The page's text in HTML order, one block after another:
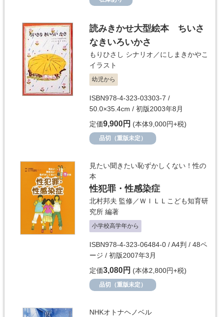
読みきかせ大型絵本 ちいさ
なきいろいかさ
もりひさし シナリオ／にしまきかやこ
イラスト
幼児から
ISBN978-4-323-03303-7 /
50.0×35.4cm / 初版2003年8月
定価9,900円 (本体9,000円+税)
品切（重版未定）
見たい聞きたい恥ずかしくない！性の
本
性犯罪・性感染症
北村邦夫 監修／ＷＩＬＬこども知育研
究所 編著
小学校高学年から
ISBN978-4-323-06484-0 / A4判 / 48ペ
ージ / 初版2007年3月
定価3,080円 (本体2,800円+税)
品切（重版未定）
NHKオトナヘノベル